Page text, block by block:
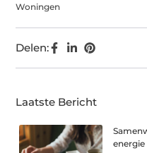
Woningen
Delen:
Laatste Bericht
energie